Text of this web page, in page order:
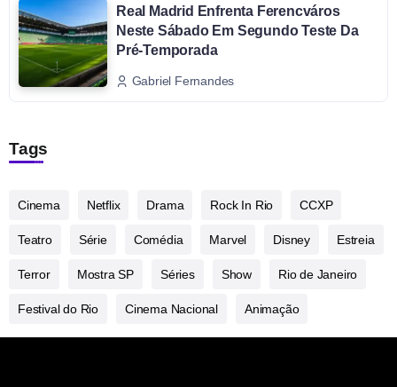
Real Madrid Enfrenta Ferencváros
Neste Sábado Em Segundo Teste Da
Pré-Temporada
Gabriel Fernandes
Tags
Cinema Netflix Drama Rock In Rio CCXP
Teatro Série Comédia Marvel Disney Estreia
Terror Mostra SP Séries Show Rio de Janeiro
Festival do Rio Cinema Nacional Animação